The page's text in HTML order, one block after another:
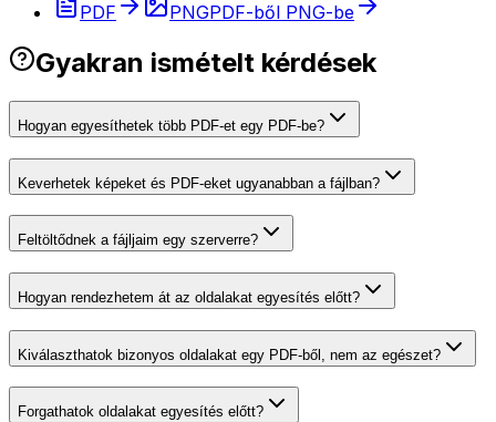
PDF
PNGPDF-ből PNG-be
Gyakran ismételt kérdések
Hogyan egyesíthetek több PDF-et egy PDF-be?
Keverhetek képeket és PDF-eket ugyanabban a fájlban?
Feltöltődnek a fájljaim egy szerverre?
Hogyan rendezhetem át az oldalakat egyesítés előtt?
Kiválaszthatok bizonyos oldalakat egy PDF-ből, nem az egészet?
Forgathatok oldalakat egyesítés előtt?